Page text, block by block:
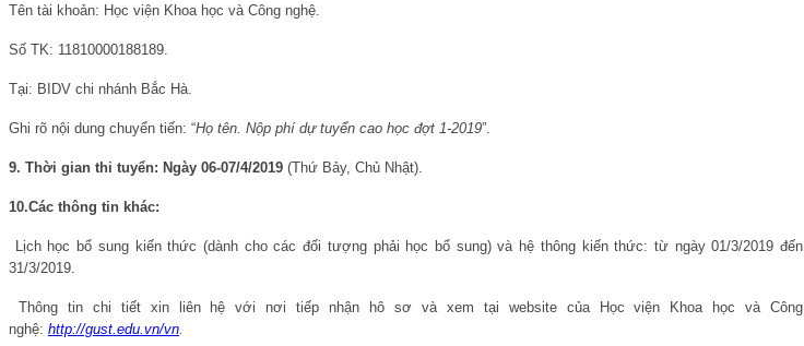
Tên tài khoản: Học viện Khoa học và Công nghệ.
Số TK: 11810000188189.
Tại: BIDV chi nhánh Bắc Hà.
Ghi rõ nội dung chuyển tiến: “Họ tên. Nộp phí dự tuyển cao học đợt 1-2019”.
9. Thời gian thi tuyển: Ngày 06-07/4/2019 (Thứ Bảy, Chủ Nhật).
10.Các thông tin khác:
Lịch học bổ sung kiến thức (dành cho các đối tượng phải học bổ sung) và hệ thông kiến thức: từ ngày 01/3/2019 đến
31/3/2019.
Thông tin chi tiết xin liên hệ với nơi tiếp nhận hô sơ và xem tại website của Học viện Khoa học và Công
nghệ: http://gust.edu.vn/vn